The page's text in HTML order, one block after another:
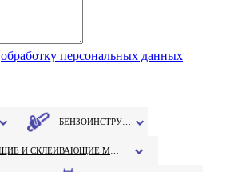
обработку персональных данных